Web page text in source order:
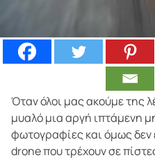
Όταν όλοι μας ακούμε της
μυαλό μια αργή ιπτάμενη
φωτογραφίες και όμως δεν
drone που τρέχουν σε